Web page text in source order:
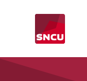
Przejdź
strony
głównej